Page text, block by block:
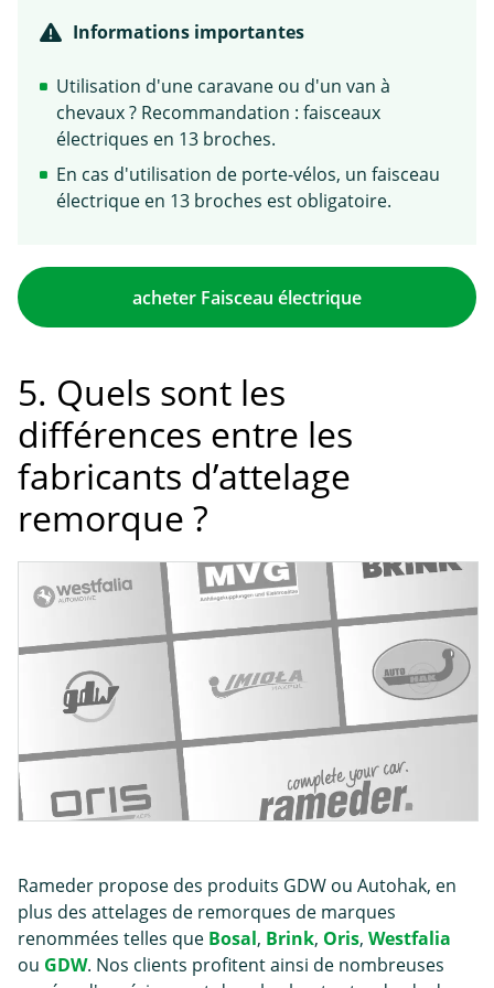
Informations importantes
Utilisation d'une caravane ou d'un van à
chevaux ? Recommandation : faisceaux
électriques en 13 broches.
En cas d'utilisation de porte-vélos, un faisceau
électrique en 13 broches est obligatoire.
acheter Faisceau électrique
5. Quels sont les
différences entre les
fabricants d’attelage
remorque ?
Rameder propose des produits GDW ou Autohak, en
plus des attelages de remorques de marques
renommées telles que Bosal, Brink, Oris, Westfalia
ou GDW. Nos clients profitent ainsi de nombreuses